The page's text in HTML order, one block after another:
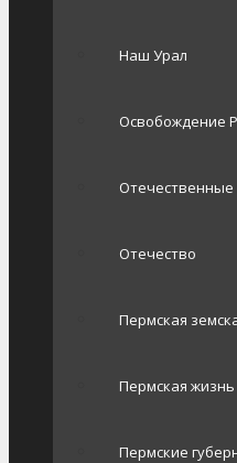
Наш Урал
Освобождение
Отечественные
Отечество
Пермская
Пермская жизнь
Пермские